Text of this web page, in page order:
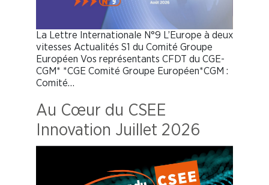
La Lettre Internationale N°9 L’Europe à deux
vitesses Actualités S1 du Comité Groupe
Européen Vos représentants CFDT du CGE-
CGM* *CGE Comité Groupe Européen*CGM :
Comité…
Au Cœur du CSEE
Innovation Juillet 2026